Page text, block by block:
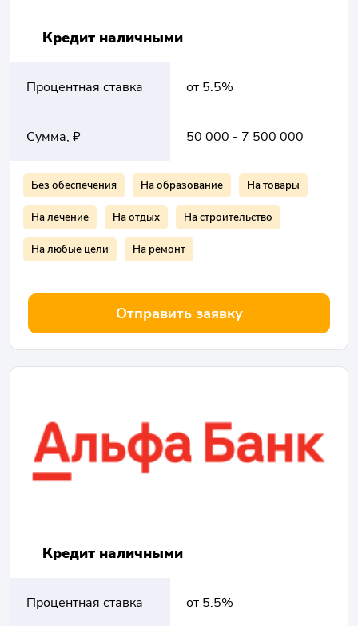
Кредит наличными
Процентная ставка от 5.5%
Сумма, ₽ 50 000 - 7 500 000
Без обеспечения На образование На товары
На лечение На отдых На строительство
На любые цели На ремонт
Отправить заявку
Кредит наличными
Процентная ставка от 5.5%